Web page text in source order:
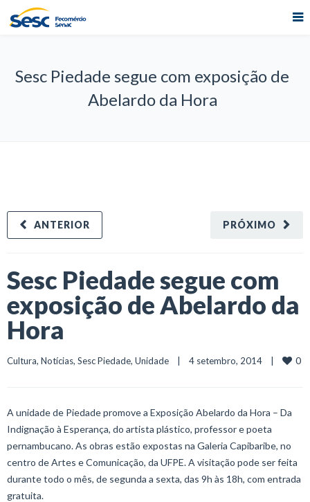
Sesc Piedade segue com exposição de
Abelardo da Hora
PRÓXIMO
ANTERIOR
Sesc Piedade segue com
exposição de Abelardo da
Hora
Cultura, Notícias, Sesc Piedade, Unidade
    |    4 setembro, 2014    |
0
A unidade de Piedade promove a Exposição Abelardo da Hora – Da
Indignação à Esperança, do artista plástico, professor e poeta
pernambucano. As obras estão expostas na Galeria Capibaribe, no
centro de Artes e Comunicação, da UFPE. A visitação pode ser feita
durante todo o mês, de segunda a sexta, das 9h às 18h, com entrada
gratuita.